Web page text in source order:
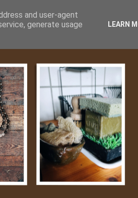
and user-agent
generate usage
LEARN